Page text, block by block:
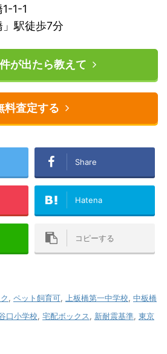
1-1
駅徒歩7分
が出たら教えて
料査定する
Share
Hatena
コピーする
, ペット飼育可, 上板橋第一中学校, 中板橋
口小学校, 宅配ボックス, 新耐震基準, 東京